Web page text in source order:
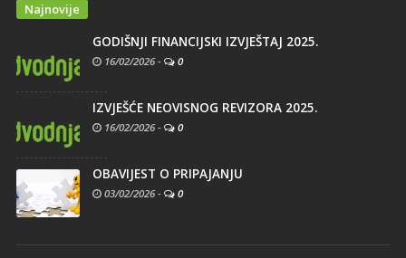
Najnovije
GODIŠNJI FINANCIJSKI IZVJEŠTAJ 2025.
16/02/2026- 0
IZVJEŠĆE NEOVISNOG REVIZORA 2025.
16/02/2026- 0
OBAVIJEST O PRIPAJANJU
03/02/2026- 0